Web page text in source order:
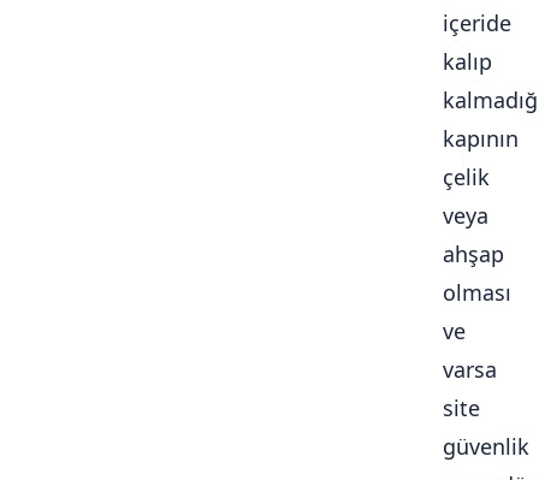
içeride
kalıp
kapının
çelik
veya
ahşap
olması
ve
varsa
site
güvenlik